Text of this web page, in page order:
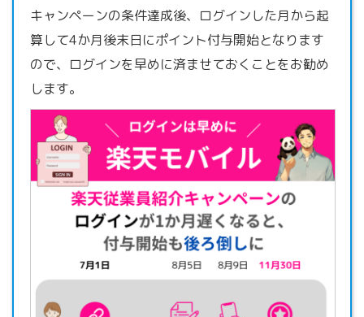
キャンペーンの条件達成後、ログインした月から起
算して4か月後末日にポイント付与開始となります
ので、ログインを早めに済ませておくことをお勧め
します。